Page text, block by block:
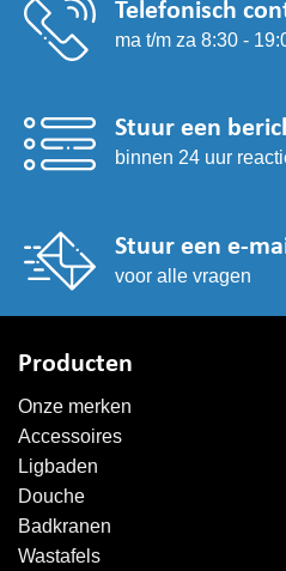
Telefonisch
ma t/m za 8:30 -
Stuur een
binnen 24 uur
Stuur een e-
voor alle vragen
Producten
Onze merken
Accessoires
Ligbaden
Douche
Badkranen
Wastafels